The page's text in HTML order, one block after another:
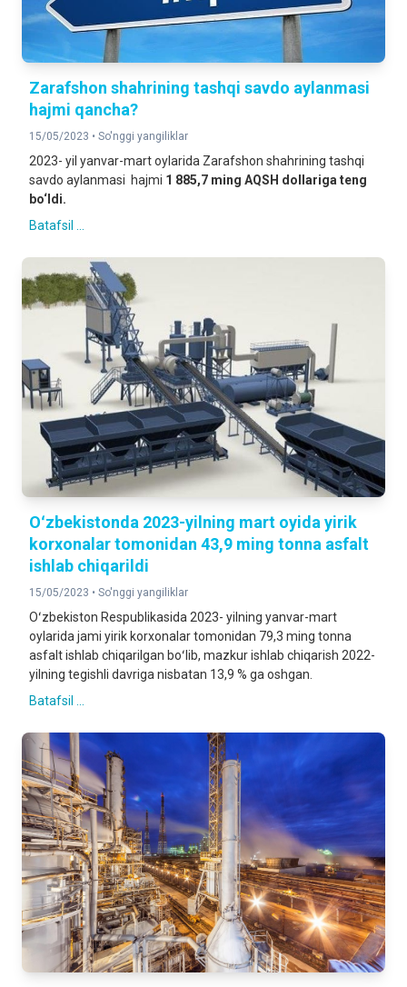
Zarafshon shahrining tashqi savdo aylanmasi
hajmi qancha?
15/05/2023 • So'nggi yangiliklar
2023- yil yanvar-mart oylarida Zarafshon shahrining tashqi
savdo aylanmasi hajmi 1 885,7 ming AQSH dollariga teng
bo‘ldi.
Batafsil ...
Oʻzbekistonda 2023-yilning mart oyida yirik
korxonalar tomonidan 43,9 ming tonna asfalt
ishlab chiqarildi
15/05/2023 • So'nggi yangiliklar
Oʻzbekiston Respublikasida 2023- yilning yanvar-mart
oylarida jami yirik korxonalar tomonidan 79,3 ming tonna
asfalt ishlab chiqarilgan boʻlib, mazkur ishlab chiqarish 2022-
yilning tegishli davriga nisbatan 13,9 % ga oshgan.
Batafsil ...